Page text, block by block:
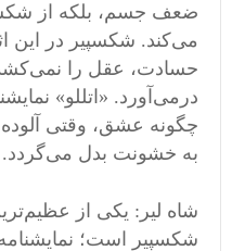
ضعف جسم، بلکه از
می‌کند. شکسپیر در این
حسادت، عقل را
درمی‌آورد. «اتللو»
چگونه عشق، وقتی
به خشونت بدل می‌گردد.
شاه لیر: یکی از
شکسپیر است؛